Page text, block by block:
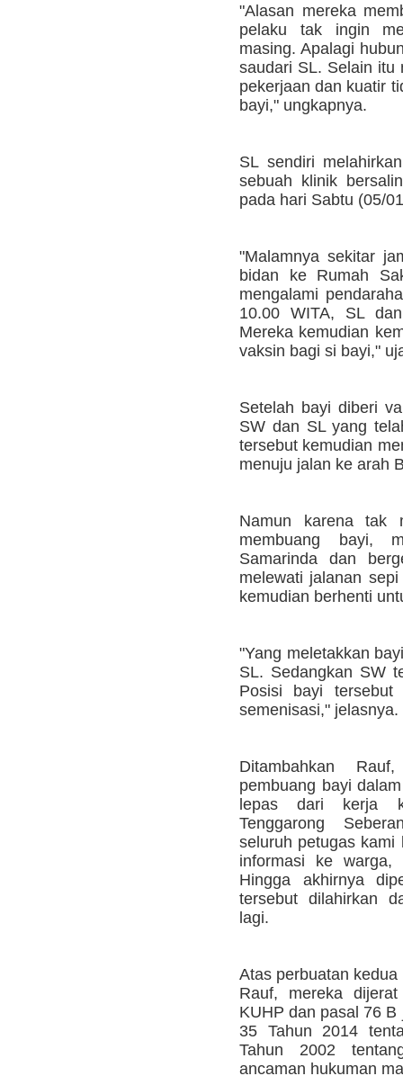
"Alasan mereka
pelaku tak ingin
masing. Apalagi
saudari SL. Selain itu
pekerjaan dan kuatir
bayi," ungkapnya.
SL sendiri
sebuah klinik
pada hari Sabtu (05/
"Malamnya sekitar
bidan ke Rumah
mengalami
10.00 WITA, SL
Mereka kemudian
vaksin bagi si bayi,"
Setelah bayi diberi
SW dan SL yang
tersebut kemudian
menuju jalan ke arah
Namun karena tak
membuang bayi,
Samarinda dan
melewati jalanan
kemudian berhenti
"Yang meletakkan
SL. Sedangkan SW
Posisi bayi
semenisasi," jelasnya.
Ditambahkan
pembuang bayi
lepas dari kerja
Tenggarong
seluruh petugas kami
informasi ke warga,
Hingga akhirnya
tersebut dilahirkan
lagi.
Atas perbuatan
Rauf, mereka
KUHP dan pasal 76
35 Tahun 2014
Tahun 2002
ancaman hukuman